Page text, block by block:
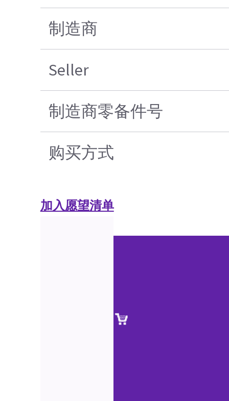
制造商
Seller
制造商零备件号
购买方式
加入愿望清单